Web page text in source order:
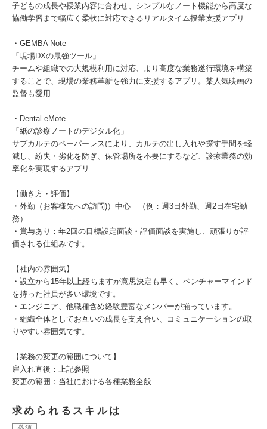
子どもの成長や授業内容に合わせ、シンプルなノート機能から高度な
協働学習まで幅広く柔軟に対応できるリアルタイム授業支援アプリ
・GEMBA Note
「現場DXの最強ツール」
チームや組織での大規模利用に対応、より高度な業務遂行環境を構築
することで、現場の業務革新を強力に支援するアプリ。某人気映画の
監督も愛用
・Dental eMote
「紙の診療ノートのデジタル化」
サブカルテのペーパーレスにより、カルテの出し入れや探す手間を軽
減し、紛失・劣化を防ぎ、保管場所を不要にするなど、診療業務の効
率化を実現するアプリ
【働き方・評価】
・外勤（お客様先への訪問)）中心 （例：週3日外勤、週2日在宅勤
務）
・賞与あり：年2回の目標設定面談・評価面談を実施し、頑張りが評
価される仕組みです。
【社内の雰囲気】
・設立から15年以上経ちますが意思決定も早く、ベンチャーマインド
を持った社員が多い環境です。
・エンジニア、他職種含め経験豊富なメンバーが揃っています。
・組織全体としてお互いの成長を支え合い、コミュニケーションの取
りやすい雰囲気です。
【業務の変更の範囲について】
雇入れ直後：上記参照
変更の範囲：当社における各種業務全般
求められるスキルは